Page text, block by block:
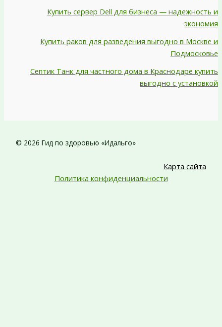
Купить сервер Dell для бизнеса — надежность и
экономия
Купить раков для разведения выгодно в Москве и
Подмосковье
Септик Танк для частного дома в Краснодаре купить
выгодно с установкой
© 2026 Гид по здоровью «Идальго»
Карта сайта
Политика конфиденциальности